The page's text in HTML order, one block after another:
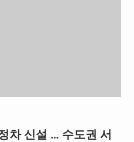
차 신설 … 수도권 서